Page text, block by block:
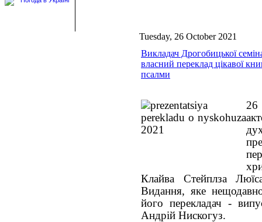
Tuesday, 26 October 2021
Викладач Дрогобицької
власний переклад цікавої
псалми
26
Клайва Стейплза
Видання, яке
його перекладач -
Андрій Нискогуз.